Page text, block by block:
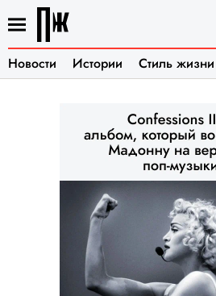
Новости Истории Стиль жизни